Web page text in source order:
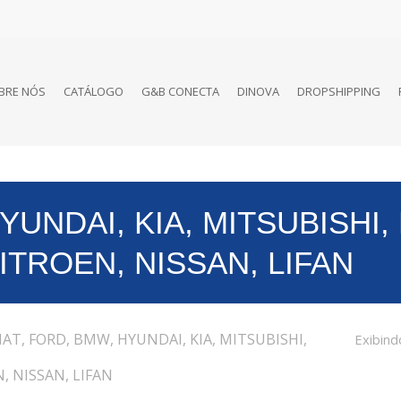
NÓS CATÁLOGO G&B CONECTA DINOVA DROPSHIPPING
KIA, MITSUBISHI,
NISSAN, LIFAN
FORD, BMW, HYUNDAI, KIA, MITSUBISHI,
NISSAN, LIFAN